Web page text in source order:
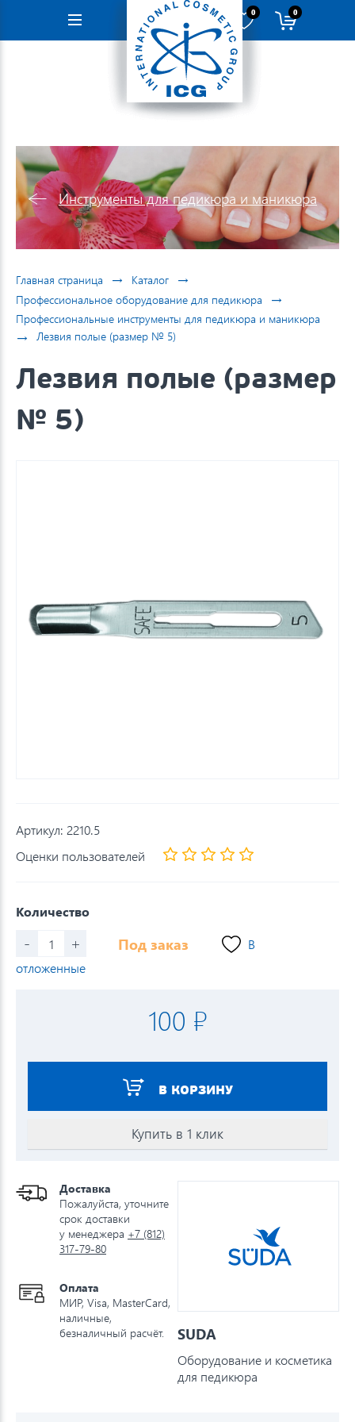
Навигация
0 0
Инструменты для педикюра и маникюра
Главная страница → Каталог →
Профессиональное оборудование для педикюра →
Профессиональные инструменты для педикюра и маникюра
→ Лезвия полые (размер № 5)
Лезвия полые (размер
№ 5)
Артикул: 2210.5
Оценки пользователей
Количество
- + Под заказ
В
отложенные
100 ₽
В КОРЗИНУ
Купить в 1 клик
Доставка
Пожалуйста, уточните
срок доставки
у менеджера +7 (812)
317-79-80
Оплата
МИР, Visa, MasterCard,
наличные,
безналичный расчёт.
SUDA
Оборудование и косметика
для педикюра